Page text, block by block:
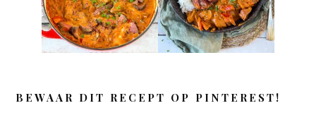
BEWAAR DIT RECEPT OP PINTEREST!